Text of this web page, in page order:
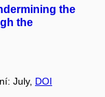
the
the
July, DOI